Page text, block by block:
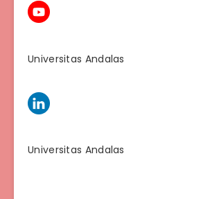
Universitas Andalas
Universitas Andalas